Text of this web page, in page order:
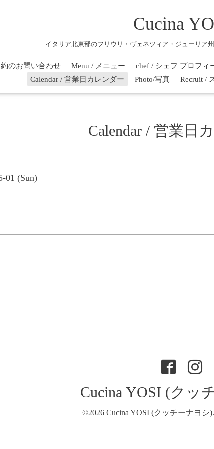
Cucina
イタリア北東部のフリウリ・ヴェネツィア・ジューリア
約のお問い合わせ Menu / メニュー chef / シェフ プロフィ
Calendar / 営業日カレンダー
Photo/写真 Recruit /
Calendar / 営業日
01 (Sun)
Cucina YOSI (クッ
©2026 Cucina YOSI (クッチーナヨシ)